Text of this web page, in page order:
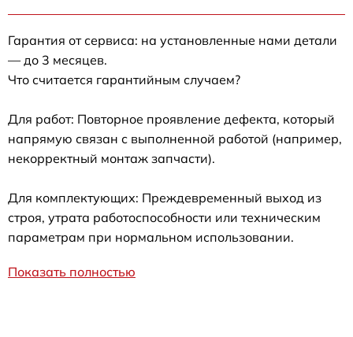
Гарантия от сервиса: на установленные нами детали
— до 3 месяцев.
Что считается гарантийным случаем?
Для работ: Повторное проявление дефекта, который
напрямую связан с выполненной работой (например,
некорректный монтаж запчасти).
Для комплектующих: Преждевременный выход из
строя, утрата работоспособности или техническим
параметрам при нормальном использовании.
Показать полностью